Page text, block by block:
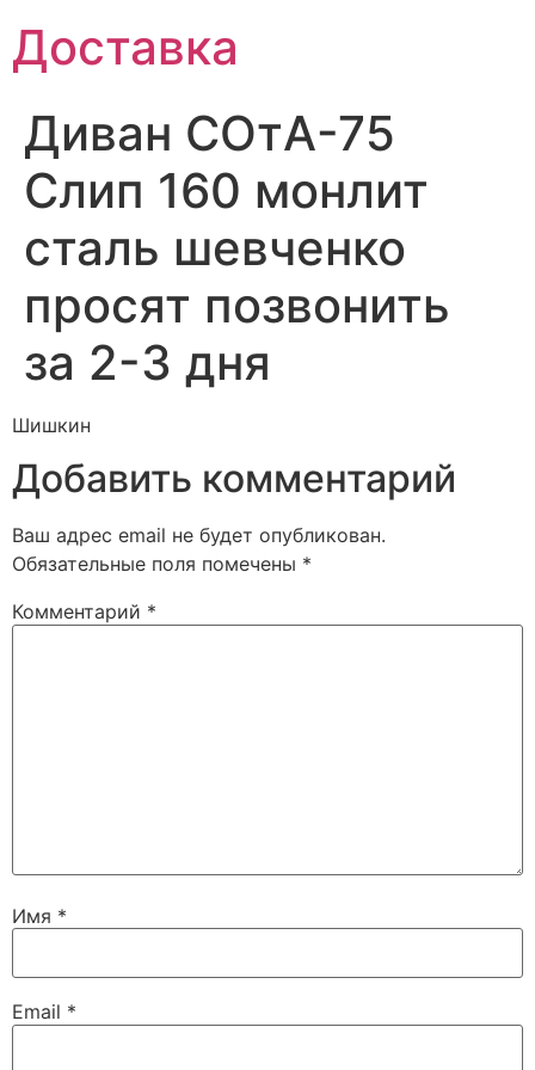
Доставка
Диван СОтА-75
Слип 160 монлит
сталь шевченко
просят позвонить
за 2-3 дня
Шишкин
Добавить комментарий
Ваш адрес email не будет опубликован.
Обязательные поля помечены *
Комментарий *
Имя *
Email *